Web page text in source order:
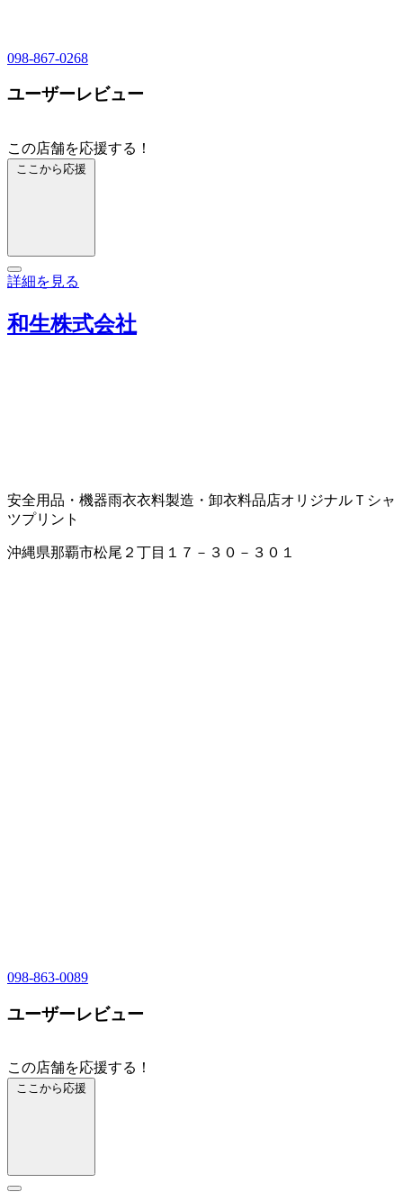
098-867-0268
ユーザーレビュー
この店舗を応援する！
ここから応援
詳細を見る
和生株式会社
安全用品・機器雨衣衣料製造・卸衣料品店オリジナルＴシャ
ツプリント
沖縄県那覇市松尾２丁目１７－３０－３０１
098-863-0089
ユーザーレビュー
この店舗を応援する！
ここから応援